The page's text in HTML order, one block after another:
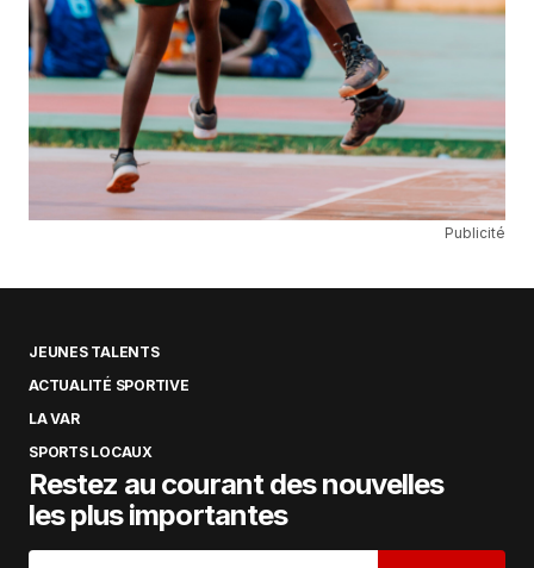
Publicité
JEUNES TALENTS
ACTUALITÉ SPORTIVE
LA VAR
SPORTS LOCAUX
Restez au courant des nouvelles
les plus importantes